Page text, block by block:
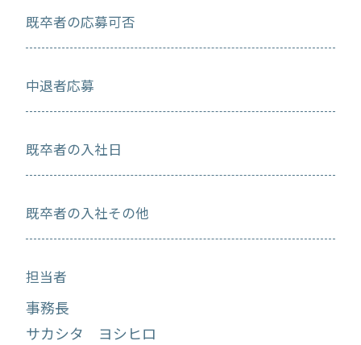
既卒者の応募可否
中退者応募
既卒者の入社日
既卒者の入社その他
担当者
事務長
サカシタ ヨシヒロ